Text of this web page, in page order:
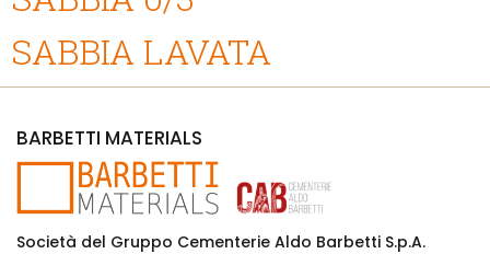
SABBIA LAVATA
BARBETTI MATERIALS
Società del Gruppo Cementerie Aldo Barbetti S.p.A.